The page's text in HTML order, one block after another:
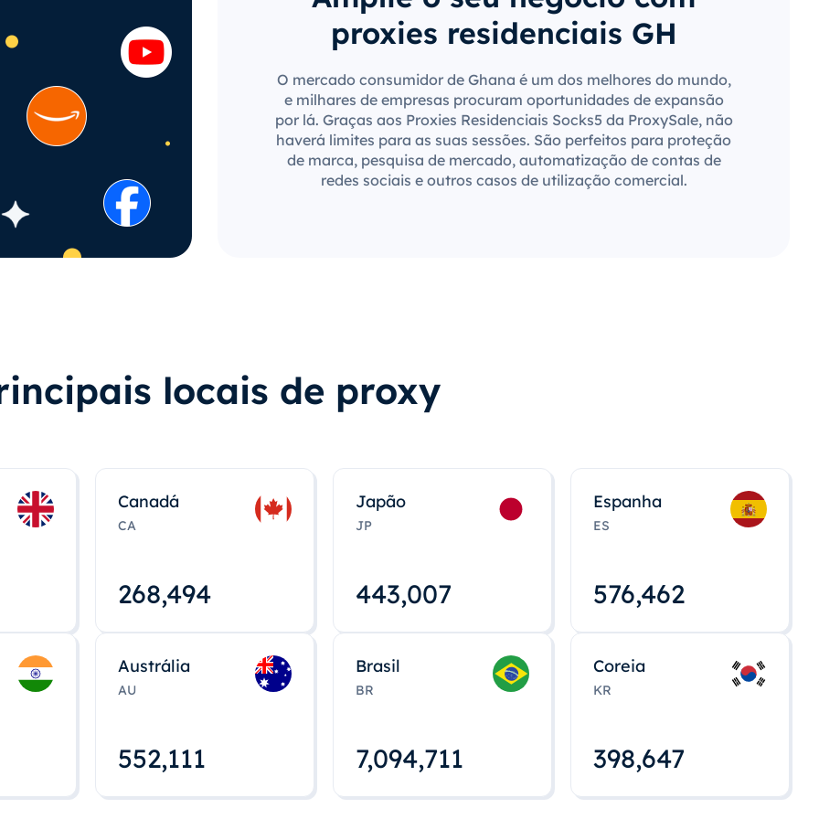
proxies residenciais GH
O mercado consumidor de Ghana é um dos melhores do mundo,
e milhares de empresas procuram oportunidades de expansão
por lá. Graças aos Proxies Residenciais Socks5 da ProxySale, não
haverá limites para as suas sessões. São perfeitos para proteção
de marca, pesquisa de mercado, automatização de contas de
redes sociais e outros casos de utilização comercial.
locais de proxy
Canadá
CA
268,495
Japão
JP
443,008
Espanha
ES
576,463
Austrália
AU
552,112
Brasil
BR
7,094,712
Coreia
KR
398,648